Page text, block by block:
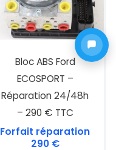
Bloc ABS Ford
ECOSPORT –
Réparation 24/48h
– 290 € TTC
Forfait réparation
290 €